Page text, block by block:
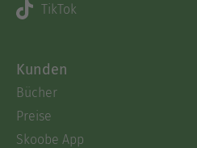
TikTok
Kunden
Bücher
Preise
Skoobe App